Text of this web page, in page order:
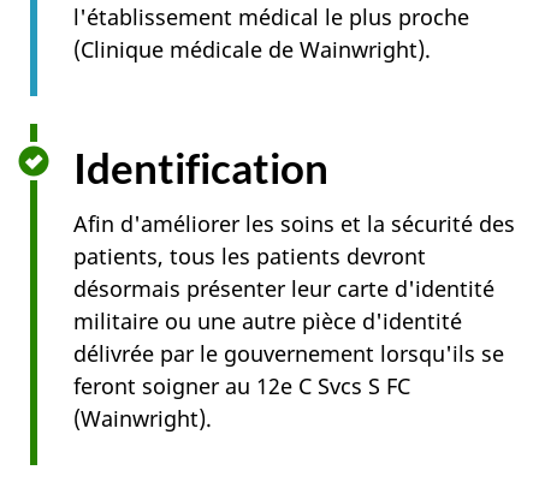
l'établissement médical le plus proche
(Clinique médicale de Wainwright).
Identification
Afin d'améliorer les soins et la sécurité des
patients, tous les patients devront
désormais présenter leur carte d'identité
militaire ou une autre pièce d'identité
délivrée par le gouvernement lorsqu'ils se
feront soigner au 12e C Svcs S FC
(Wainwright).